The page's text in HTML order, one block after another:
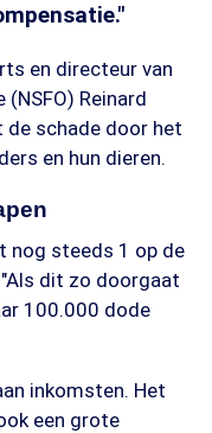
en directeur van
Reinard
de schade door het
en hun dieren.
nog steeds 1 op de
dit zo doorgaat
100.000 dode
inkomsten. Het
een grote